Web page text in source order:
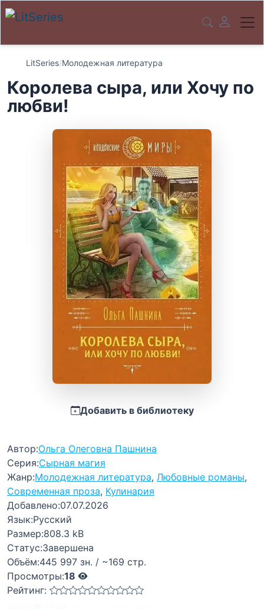
LitSeries/Молодежная литература
Королева сыра, или Хочу по
любви!
Добавить в библиотеку
Автор:Ольга Олеговна Пашнина
Серия:Сырная магия
Жанр:Молодежная литература, Любовные романы,
Современная проза, Кулинария
Добавлено:07.07.2026
Язык:Русский
Размер:808.3 kB
Статус:Завершена
Объём:445 997 зн. / ~169 стр.
Просмотры:18
Рейтинг: